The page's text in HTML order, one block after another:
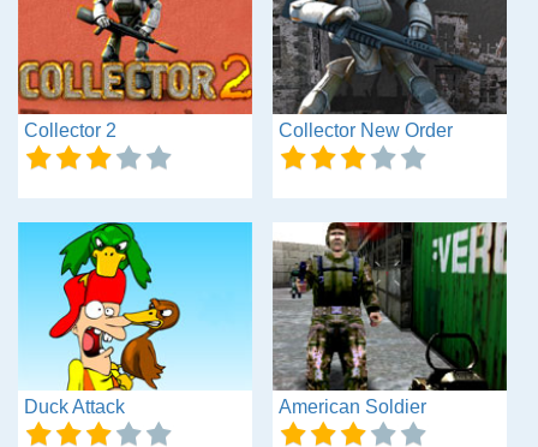
Collector 2 Collector New Order
Duck Attack American Soldier